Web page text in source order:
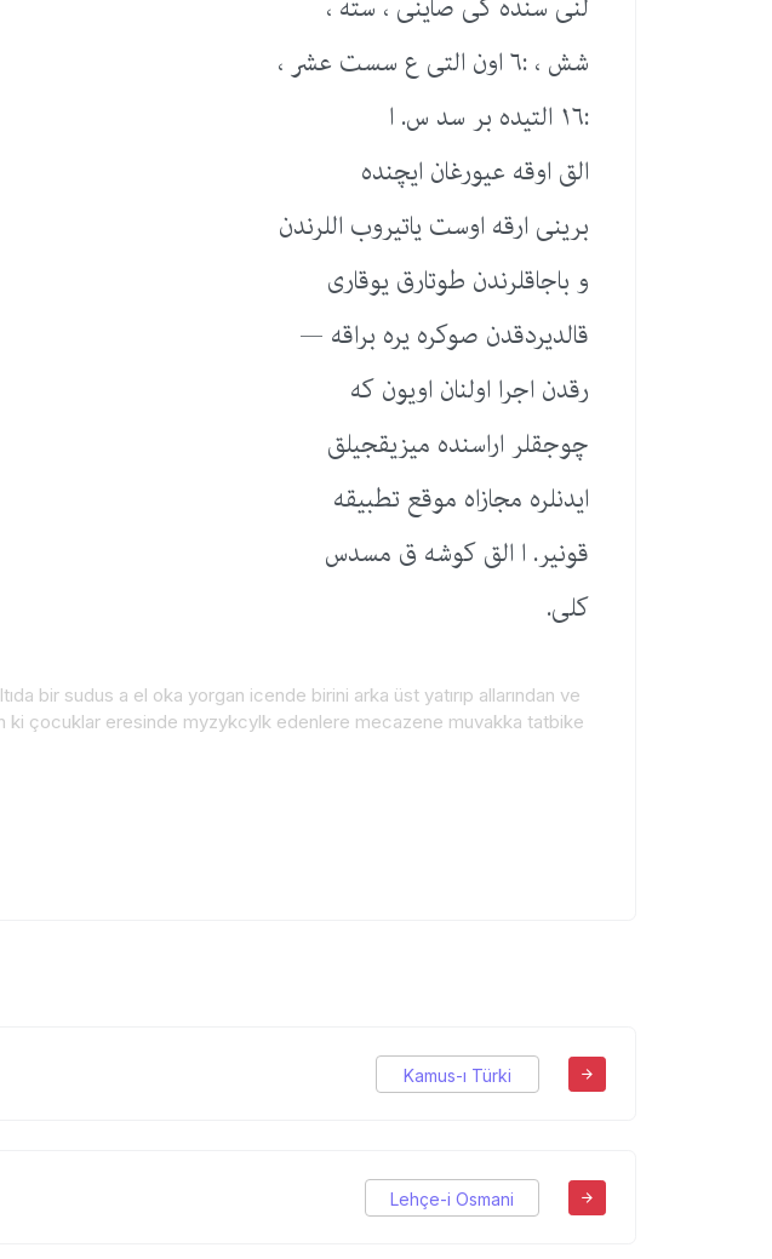
لنی سنده كی صاینی ، سته ،
شش ، :٦ اون التی ع سست عشر ،
:١٦ التیده بر سد س. ا
الق اوقه عیورغان ایچنده
برینی ارقه اوست یاتیروب اللرندن
و باجاقلرندن طوتارق یوقاری
قالدیردقدن صوكره یره براقه —
رقدن اجرا اولنان اویون كه
چوجقلر اراسنده میزیقجیلق
ایدنلره مجازاه موقع تطبیقه
قونیر. ا الق كوشه ق مسدس
كلی.
bir sudus a el oka yorgan icende birini arka üst yatırıp allarından ve
ki çocuklar eresinde myzykcylk edenlere mecazene muvakka tatbike
Kamus-ı Türki
Lehçe-i Osmani